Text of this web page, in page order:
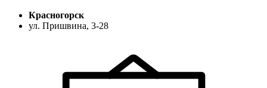
Красногорск
ул. Пришвина, 3-28